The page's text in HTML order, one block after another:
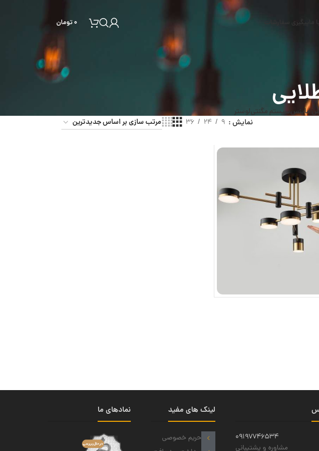
۰تومان
ماینسسیستم مگنتیلوستر
نمایش 9
24
36
09197746534
مشاوره و پشتیبانی
لینک های مفید
حریم خصوصی
نمادهای ما